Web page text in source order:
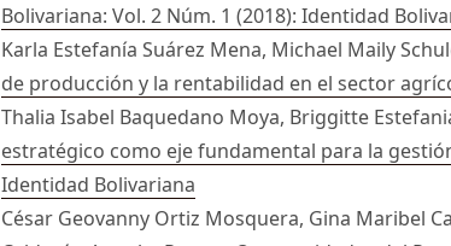
Bolivariana: Vol. 2 Núm. 1 (2018): Identidad
Karla Estefanía Suárez Mena, Michael Maily
de producción y la rentabilidad en el sector
Thalia Isabel Baquedano Moya, Briggitte
estratégico como eje fundamental para la
Identidad Bolivariana
César Geovanny Ortiz Mosquera, Gina Maribel